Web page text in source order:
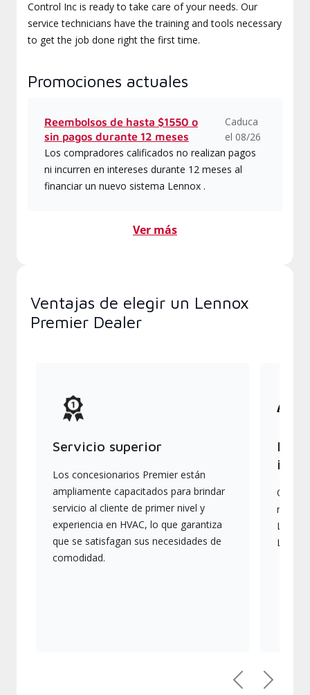
Control Inc is ready to take care of your needs. Our
service technicians have the training and tools necessary
to get the job done right the first time.
Promociones actuales
Reembolsos de hasta $1550 o
sin pagos durante 12 meses
Caduca
el 08/26
Los compradores calificados no realizan pagos
ni incurren en intereses durante 12 meses al
financiar un nuevo sistema Lennox .
Ver más
Ventajas de elegir un Lennox
Premier Dealer
Servicio superior
Los concesionarios Premier están
ampliamente capacitados para brindar
servicio al cliente de primer nivel y
experiencia en HVAC, lo que garantiza
que se satisfagan sus necesidades de
comodidad.
más
PreviousNext